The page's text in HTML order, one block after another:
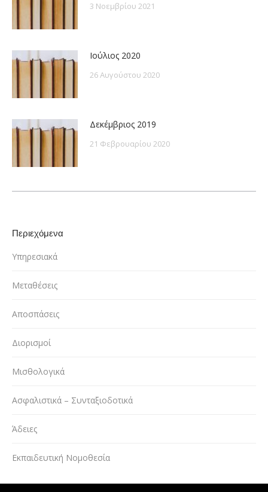
3 Νοεμβρίου 2021
Ιούλιος 2020
26 Αυγούστου 2020
Δεκέμβριος 2019
21 Φεβρουαρίου 2020
Περιεχόμενα
Υπηρεσιακά
Μεταθέσεις
Αποσπάσεις
Διορισμοί
Μισθολογικά
Ασφαλιστικά – Συνταξιοδοτικά
Άδειες
Εκπαιδευτική Νομοθεσία